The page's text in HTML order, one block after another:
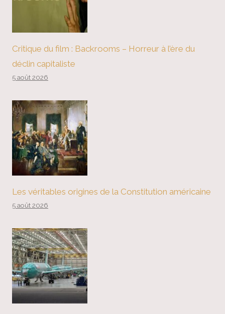
Critique du film : Backrooms – Horreur à l’ère du
déclin capitaliste
5 août 2026
Les véritables origines de la Constitution américaine
5 août 2026